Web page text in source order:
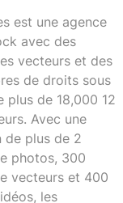
est une agence
avec des
vecteurs et des
de droits sous
plus de 18,000 12
Avec une
de plus de 2
photos, 300
vecteurs et 400
les